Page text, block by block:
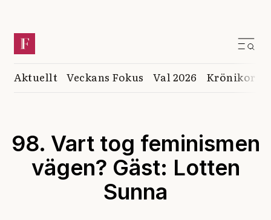
Aktuellt Veckans Fokus Val 2026 Krönikor
98. Vart tog feminismen
vägen? Gäst: Lotten
Sunna